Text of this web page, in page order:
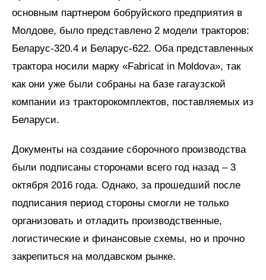
основным партнером бобруйского предприятия в
Молдове, было представлено 2 модели тракторов:
Беларус-320.4 и Беларус-622. Оба представленных
трактора носили марку «Fabricat in Moldova», так
как они уже были собраны на базе гагаузской
компании из тракторокомплектов, поставляемых из
Беларуси.
Документы на создание сборочного производства
были подписаны сторонами всего год назад – 3
октября 2016 года. Однако, за прошедший после
подписания период стороны смогли не только
организовать и отладить производственные,
логистические и финансовые схемы, но и прочно
закрепиться на молдавском рынке.